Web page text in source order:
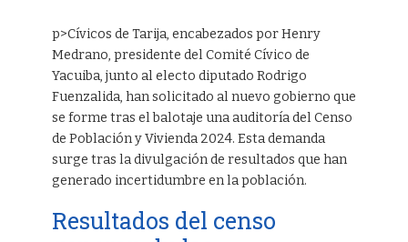
p>Cívicos de Tarija, encabezados por Henry
Medrano, presidente del Comité Cívico de
Yacuiba, junto al electo diputado Rodrigo
Fuenzalida, han solicitado al nuevo gobierno que
se forme tras el balotaje una auditoría del Censo
de Población y Vivienda 2024. Esta demanda
surge tras la divulgación de resultados que han
generado incertidumbre en la población.
Resultados del censo